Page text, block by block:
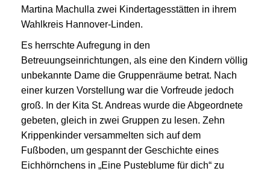
Martina Machulla zwei Kindertagesstätten in ihrem
Wahlkreis Hannover-Linden.
Es herrschte Aufregung in den
Betreuungseinrichtungen, als eine den Kindern völlig
unbekannte Dame die Gruppenräume betrat. Nach
einer kurzen Vorstellung war die Vorfreude jedoch
groß. In der Kita St. Andreas wurde die Abgeordnete
gebeten, gleich in zwei Gruppen zu lesen. Zehn
Krippenkinder versammelten sich auf dem
Fußboden, um gespannt der Geschichte eines
Eichhörnchens in „Eine Pusteblume für dich“ zu